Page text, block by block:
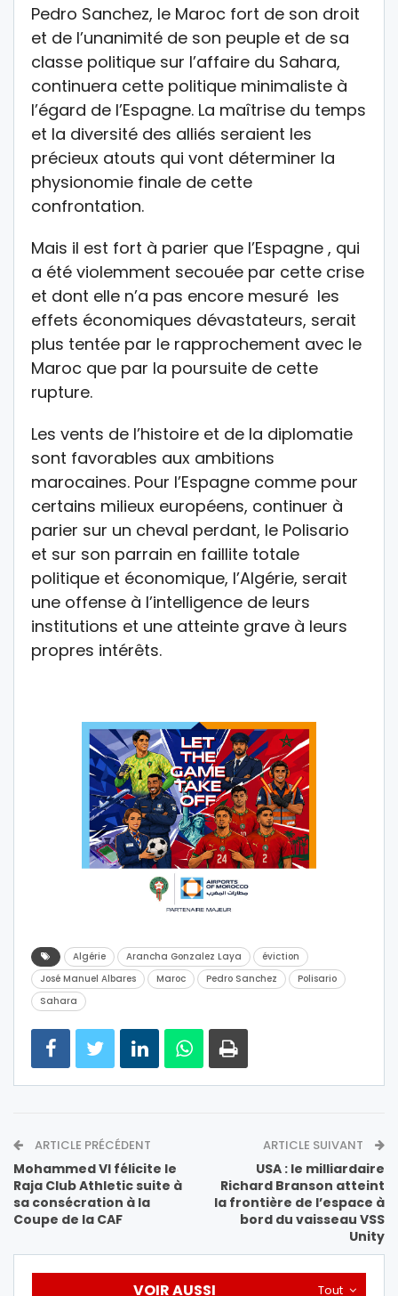
Pedro Sanchez, le Maroc fort de son droit
et de l’unanimité de son peuple et de sa
classe politique sur l’affaire du Sahara,
continuera cette politique minimaliste à
l’égard de l’Espagne. La maîtrise du temps
et la diversité des alliés seraient les
précieux atouts qui vont déterminer la
physionomie finale de cette
confrontation.
Mais il est fort à parier que l’Espagne , qui
a été violemment secouée par cette crise
et dont elle n’a pas encore mesuré les
effets économiques dévastateurs, serait
plus tentée par le rapprochement avec le
Maroc que par la poursuite de cette
rupture.
Les vents de l’histoire et de la diplomatie
sont favorables aux ambitions
marocaines. Pour l’Espagne comme pour
certains milieux européens, continuer à
parier sur un cheval perdant, le Polisario
et sur son parrain en faillite totale
politique et économique, l’Algérie, serait
une offense à l’intelligence de leurs
institutions et une atteinte grave à leurs
propres intérêts.
Algérie Arancha Gonzalez Laya
éviction
José Manuel Albares
Maroc Pedro Sanchez
Polisario
Sahara
ARTICLE PRÉCÉDENT
Mohammed VI félicite le
Raja Club Athletic suite à
sa consécration à la
Coupe de la CAF
ARTICLE SUIVANT
USA : le milliardaire
Richard Branson atteint
la frontière de l’espace à
bord du vaisseau VSS
Unity
Tout
VOIR AUSSI